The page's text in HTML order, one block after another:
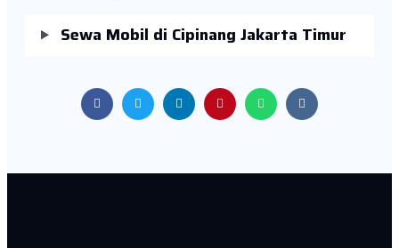
Sewa Mobil di Cipinang Jakarta Timur